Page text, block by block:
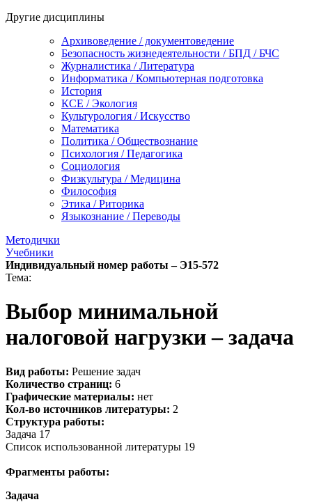
Другие дисциплины
Архивоведение / документоведение
Безопасность жизнедеятельности / БПД / БЧС
Журналистика / Литература
Информатика / Компьютерная подготовка
История
КСЕ / Экология
Культурология / Искусство
Математика
Политика / Обществознание
Психология / Педагогика
Социология
Физкультура / Медицина
Философия
Этика / Риторика
Языкознание / Переводы
Методички
Учебники
Индивидуальный номер работы – Э15-572
Тема:
Выбор минимальной
налоговой нагрузки – задача
Вид работы: Решение задач
Количество страниц: 6
Графические материалы: нет
Кол-во источников литературы: 2
Структура работы:
Задача 17
Список использованной литературы 19
Фрагменты работы:
Задача